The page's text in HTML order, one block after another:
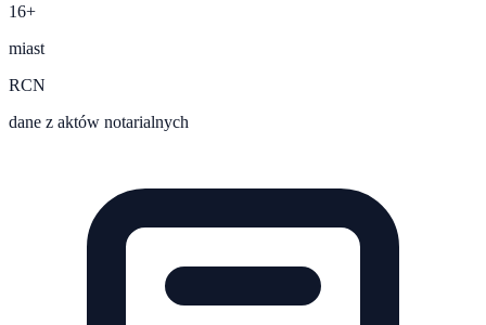
16+
miast
RCN
dane z aktów notarialnych